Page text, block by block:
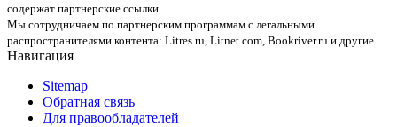
содержат партнерские ссылки.
Мы сотрудничаем по партнерским программам с легальными
распространителями контента: Litres.ru, Litnet.com, Bookriver.ru и другие.
Навигация
Sitemap
Обратная связь
Для правообладателей